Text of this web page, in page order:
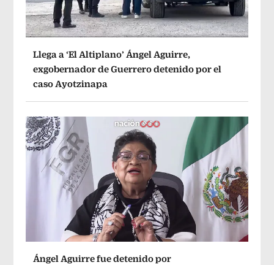
Llega a ‘El Altiplano’ Ángel Aguirre,
exgobernador de Guerrero detenido por el
caso Ayotzinapa
Ángel Aguirre fue detenido por